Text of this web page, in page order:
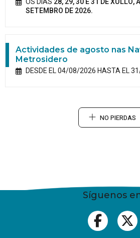
SETEMBRO DE 2026.
Actividades de agosto nas
Metrosidero
DESDE EL 04/08/2026 HASTA EL
NO PIERDAS
Síguenos